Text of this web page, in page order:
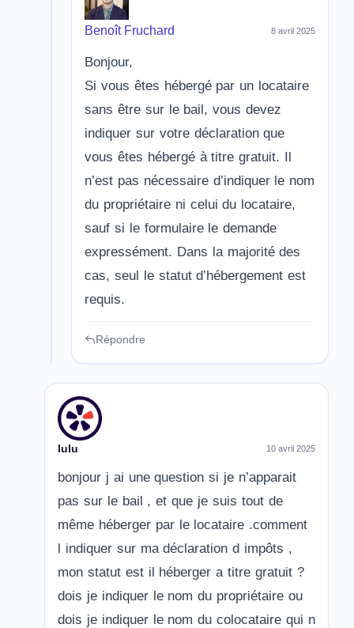
Benoît Fruchard 8 avril 2025
Bonjour,
Si vous êtes hébergé par un locataire
sans être sur le bail, vous devez
indiquer sur votre déclaration que
vous êtes hébergé à titre gratuit. Il
n’est pas nécessaire d’indiquer le nom
du propriétaire ni celui du locataire,
sauf si le formulaire le demande
expressément. Dans la majorité des
cas, seul le statut d’hébergement est
requis.
Répondre
lulu 10 avril 2025
bonjour j ai une question si je n’apparait
pas sur le bail , et que je suis tout de
même héberger par le locataire .comment
l indiquer sur ma déclaration d impôts ,
mon statut est il héberger a titre gratuit ?
dois je indiquer le nom du propriétaire ou
dois je indiquer le nom du colocataire qui n